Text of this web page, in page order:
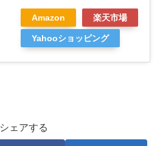
Amazon 楽天市場
Yahooショッピング
シェアする